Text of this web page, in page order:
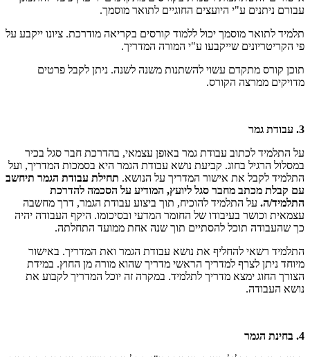
עבורם ניתנים ע"י היועצים החוגיים לתואר מוסמך.
תלמיד לתואר מוסמך יכול ללמוד קורסים בקריאה מודרכת. ציונו ייקבע על
פי הקריטריונים שייקבעו ע"י המורה המדריך.
תוכן קורס מתקדם עשוי להשתנות משנה לשנה. ניתן לקבל פרטים
מדויקים ממרצה הקורס.
3. עבודת גמר
על התלמיד לכתוב עבודת גמר באופן עצמאי, בהדרכת חבר סגל בכיר
במסלול הרגיל בחוג. קביעת נושא עבודת הגמר היא בסמכות המדריך, ועל
התלמיד לקבל את אישור המדריך על הנושא. תחילת עבודת הגמר תיחשב
עם קבלת מכתב מחבר סגל ליועץ, המודיע על הסכמה להדרכת
התלמיד/ה. על התלמיד להוכיח, תוך ביצוע עבודת הגמר, דרך מחשבה
עצמאית וכושר בעיבודו של החומר המדעי ובסיכומו. היקף העבודה יהיה
כך שהעבודה תוכל להסתיים תוך שנה אחת ממועד התחלתה.
התלמיד רשאי להחליף את נושא עבודת הגמר ואת המדריך. באישור
מיוחד ניתן לצרף למדריך הראשי מדריך שהוא מורה מן החוץ. במידת
הצורך החוג ימצא מדריך לתלמיד. במקרה זה יוכל המדריך לקבוע את
נושא העבודה.
4. בחינת הגמר